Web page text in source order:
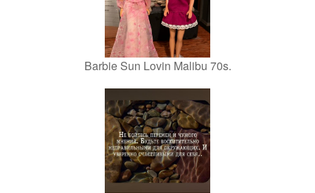
Barbie Sun Lovin Malibu 70s.